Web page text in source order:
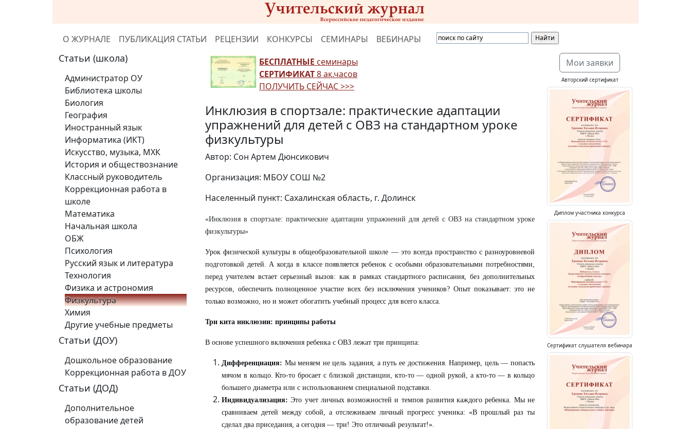
О ЖУРНАЛЕ ПУБЛИКАЦИЯ СТАТЬИ РЕЦЕНЗИИ КОНКУРСЫ СЕМИНАРЫ ВЕБИНАРЫ
Статьи (школа)
Администратор ОУ
Библиотека школы
Биология
География
Иностранный язык
Информатика (ИКТ)
Искусство, музыка, МХК
История и обществознание
Классный руководитель
Коррекционная работа в
школе
Математика
Начальная школа
ОБЖ
Психология
Русский язык и литература
Технология
Физика и астрономия
Физкультура
Химия
Другие учебные предметы
Статьи (ДОУ)
Дошкольное образование
Коррекционная работа в ДОУ
Статьи (ДОД)
Дополнительное
образование детей
БЕСПЛАТНЫЕ семинары
СЕРТИФИКАТ8 ак.часов
ПОЛУЧИТЬ СЕЙЧАС >>>
Инклюзия в спортзале: практические адаптации
упражнений для детей с ОВЗ на стандартном уроке
физкультуры
Автор: Сон Артем Дюнсикович
Организация: МБОУ СОШ №2
Населенный пункт: Сахалинская область, г. Долинск
«Инклюзия в спортзале: практические адаптации упражнений для детей с ОВЗ на стандартном уроке
физкультуры»
Урок физической культуры в общеобразовательной школе — это всегда пространство с разноуровневой
подготовкой детей. А когда в классе появляется ребенок с особыми образовательными потребностями,
перед учителем встает серьезный вызов: как в рамках стандартного расписания, без дополнительных
ресурсов, обеспечить полноценное участие всех без исключения учеников? Опыт показывает: это не
только возможно, но и может обогатить учебный процесс для всего класса.
Три кита инклюзии: принципы работы
В основе успешного включения ребенка с ОВЗ лежат три принципа:
Дифференциация: Мы меняем не цель задания, а путь ее достижения. Например, цель — попасть
мячом в кольцо. Кто-то бросает с близкой дистанции, кто-то — одной рукой, а кто-то — в кольцо
большего диаметра или с использованием специальной подставки.
Индивидуализация: Это учет личных возможностей и темпов развития каждого ребенка. Мы не
сравниваем детей между собой, а отслеживаем личный прогресс ученика: «В прошлый раз ты
сделал два приседания, а сегодня — три! Это отличный результат!».
Мои заявки
Авторский сертификат
Диплом участника конкурса
Сертификат слушателя вебинара